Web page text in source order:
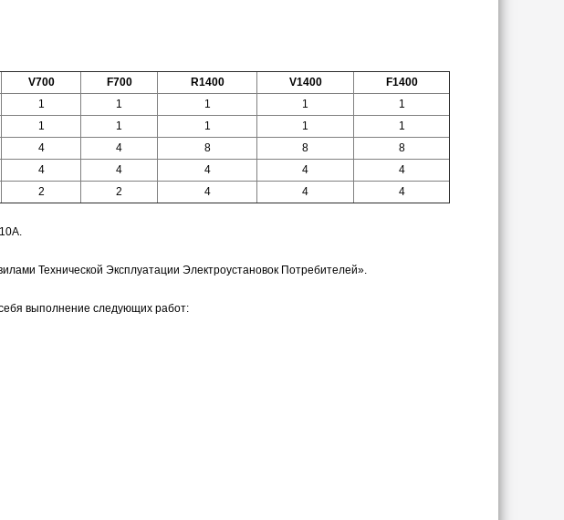
V700 F700 R1400 V1400
F1400
1 1 1 1
1
1 1 1 1
1
4 4 8 8
8
4 4 4 4
4
2 2 4 4 4
Технической Эксплуатации Электроустановок Потребителей».
выполнение следующих работ: